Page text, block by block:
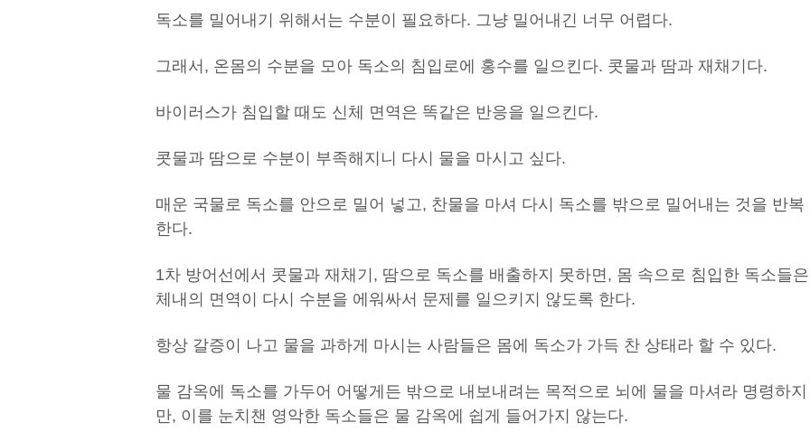
독소를 밀어내기 위해서는 수분이 필요하다. 그냥 밀어내긴 너무 어렵다.
그래서, 온몸의 수분을 모아 독소의 침입로에 홍수를 일으킨다. 콧물과 땀과 재채기다.
바이러스가 침입할 때도 신체 면역은 똑같은 반응을 일으킨다.
콧물과 땀으로 수분이 부족해지니 다시 물을 마시고 싶다.
매운 국물로 독소를 안으로 밀어 넣고, 찬물을 마셔 다시 독소를 밖으로 밀어내는 것을 반복
한다.
1차 방어선에서 콧물과 재채기, 땀으로 독소를 배출하지 못하면, 몸 속으로 침입한 독소들은
체내의 면역이 다시 수분을 에워싸서 문제를 일으키지 않도록 한다.
항상 갈증이 나고 물을 과하게 마시는 사람들은 몸에 독소가 가득 찬 상태라 할 수 있다.
물 감옥에 독소를 가두어 어떻게든 밖으로 내보내려는 목적으로 뇌에 물을 마셔라 명령하지
만, 이를 눈치챈 영악한 독소들은 물 감옥에 쉽게 들어가지 않는다.